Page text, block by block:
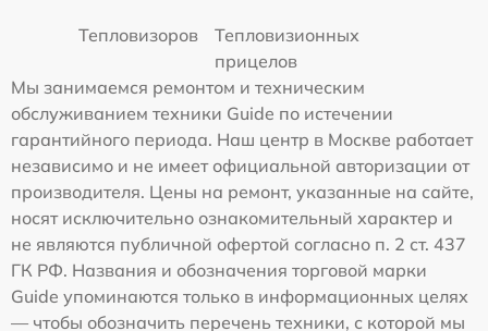
Тепловизоров
Тепловизионных
прицелов
Мы занимаемся ремонтом и техническим
обслуживанием техники Guide по истечении
гарантийного периода. Наш центр в Москве работает
независимо и не имеет официальной авторизации от
производителя. Цены на ремонт, указанные на сайте,
носят исключительно ознакомительный характер и
не являются публичной офертой согласно п. 2 ст. 437
ГК РФ. Названия и обозначения торговой марки
Guide упоминаются только в информационных целях
— чтобы обозначить перечень техники, с которой мы